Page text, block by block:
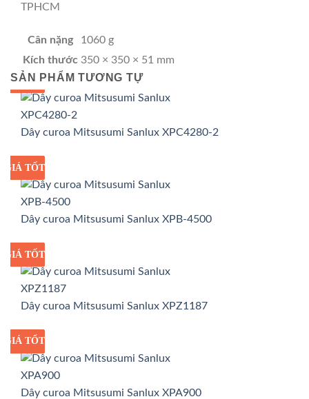
TPHCM
Cân nặng
1060 g
Kích thước 350 × 350 × 51 mm
SẢN PHẨM TƯƠNG TỰ
GIÁ SỈ
GIÁ TỐT
Dây curoa Mitsusumi Sanlux XPC4280-2
GIÁ SỈ
GIÁ TỐT
Dây curoa Mitsusumi Sanlux XPB-4500
GIÁ SỈ
GIÁ TỐT
Dây curoa Mitsusumi Sanlux XPZ1187
GIÁ SỈ
GIÁ TỐT
Dây curoa Mitsusumi Sanlux XPA900